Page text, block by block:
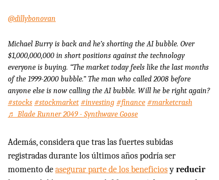
@dillybonovan
Michael Burry is back and he’s shorting the AI bubble. Over
$1,000,000,000 in short positions against the technology
everyone is buying. “The market today feels like the last months
of the 1999-2000 bubble.” The man who called 2008 before
anyone else is now calling the AI bubble. Will he be right again?
#stocks #stockmarket #investing #finance #marketcrash
♬ Blade Runner 2049 - Synthwave Goose
Además, considera que tras las fuertes subidas
registradas durante los últimos años podría ser
momento deasegurar parte de los beneficiosyreducir